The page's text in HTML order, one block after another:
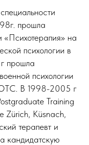
прошла
«Психотерапия» на
психологии в
прошла
психологии
В 1998-2005 г
Training
Zürich, Küsnach,
терапевт и
кандидатскую